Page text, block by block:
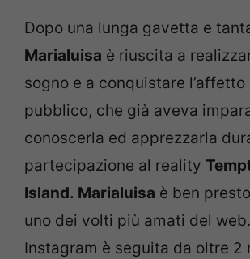
Dopo una lunga gavetta e
Marialuisa è riuscita a
sogno e a conquistare l’affetto
pubblico, che già aveva
conoscerla ed apprezzarla
partecipazione al reality
Island. Marialuisa è ben
uno dei volti più amati del
Instagram è seguita da oltre 2